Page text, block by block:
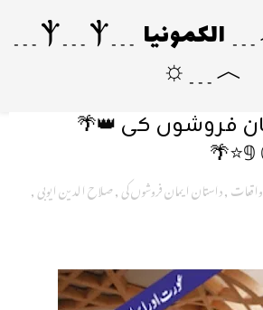
Ⲯ﹍︿﹍︿﹍ الکمونیا ﹍Ⲯ﹍Ⲯ﹍
︿﹍☼
فروشوں کی 👑🌴
,داستان ایمان فروشوں کی,صلاح الدین ایوبی,